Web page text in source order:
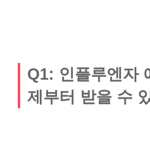
Q1: 인플루엔자
제부터 받을 수